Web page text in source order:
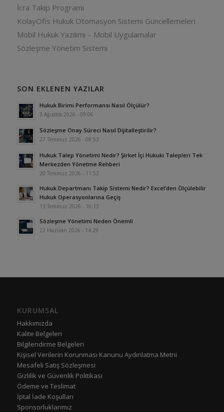
İcra Takip Programı
KolayOfis Hukuk Otomasyon Sistemi Güncellemeleri
Mobil Hukuk Yazılımı – Mobil Uygulamalar
Sözleşme Yönetim Sistemi
SON EKLENEN YAZILAR
Hukuk Birimi Performansı Nasıl Ölçülür?
3 Ağustos 2026 - 09:06
Sözleşme Onay Süreci Nasıl Dijitalleştirilir?
27 Temmuz 2026 - 08:53
Hukuk Talep Yönetimi Nedir? Şirket İçi Hukuki Talepleri Tek
Merkezden Yönetme Rehberi
20 Temmuz 2026 - 11:52
Hukuk Departmanı Takip Sistemi Nedir? Excel’den Ölçülebilir
Hukuk Operasyonlarına Geçiş
13 Temmuz 2026 - 16:13
Sözleşme Yönetimi Neden Önemli
22 Haziran 2026 - 14:29
KURUMSAL
Hakkımızda
Kalite Belgeleri
Bilgilendirme Belgeleri
Kişisel Verilerin Korunması Kanunu Aydınlatma Metni
Mesafeli Satış Sözleşmesi
Gizlilik ve Güvenlik Politikası
Ödeme ve Teslimat
İptal İade Koşulları
Sponsorluklarımız